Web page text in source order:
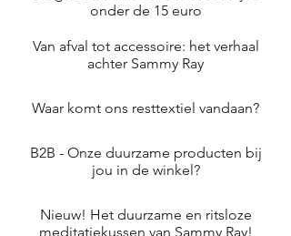
onder de 15 euro
Van afval tot accessoire: het verhaal
achter Sammy Ray
Waar komt ons resttextiel vandaan?
B2B - Onze duurzame producten bij
jou in de winkel?
Nieuw! Het duurzame en ritsloze
meditatiekussen van Sammy Ray!